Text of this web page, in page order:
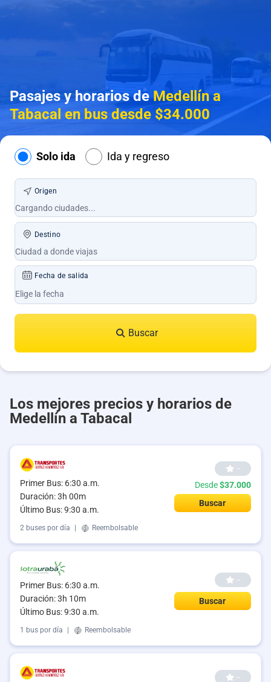
Pasajes y horarios deMedellín a
Tabacal en bus desde $34.000
Solo ida Ida y regreso
Origen
Destino
Fecha de salida
Buscar
Los mejores precios y horarios de
Medellín a Tabacal
Primer Bus: 6:30 a.m.
Duración: 3h 00m
Último Bus: 9:30 a.m.
--
Desde$37.000
Buscar
2 buses por día Reembolsable
Primer Bus: 6:30 a.m.
Duración: 3h 10m
Último Bus: 9:30 a.m.
--
Buscar
1 bus por día Reembolsable
--